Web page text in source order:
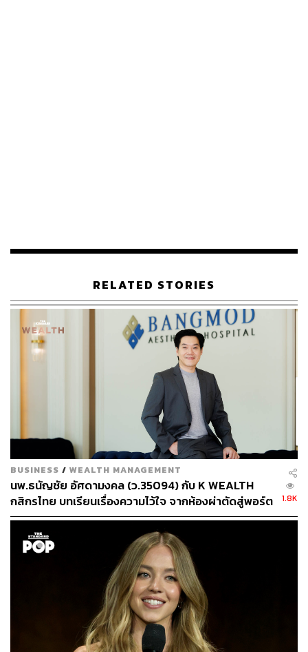
ภาพ: Shutterstock
TAGS: ศัลยแพทย์ โบท็อกซ์
ABOUT THE AUTHOR
ภูริตา บุญล้อม
Beauty Editor | THE STANDARD LIFE
RELATED STORIES
BUSINESS / WEALTH MANAGEMENT
นพ.ธนัญชัย อัศดามงคล (ว.35094) กับ K WEALTH
กสิกรไทย บทเรียนเรื่องความไว้ใจ จากห้องผ่าตัดสู่พอร์ต
การลงทุน [เนื้อหาสนับสนุนโดยธนาคารกสิกรไทย]
1.8K